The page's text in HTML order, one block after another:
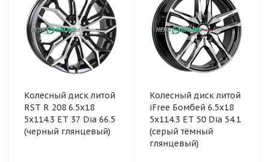
Колесный диск литой
RST R 208 6.5x18
5x114.3 ET 37 Dia 66.5
(черный глянцевый)
Колесный диск литой
iFree Бомбей 6.5x18
5x114.3 ET 50 Dia 54.1
(серый тёмный
глянцевый)